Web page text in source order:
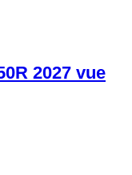
2027 vue